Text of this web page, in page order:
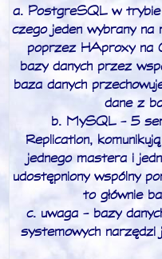
a. PostgreSQL w
czego jeden wybrany
poprzez HAproxy na
bazy danych przez
baza danych
dane z
b. MySQL - 5
Replication,
jednego mastera i
udostępniony wspólny
to głównie
c. uwaga - bazy
systemowych